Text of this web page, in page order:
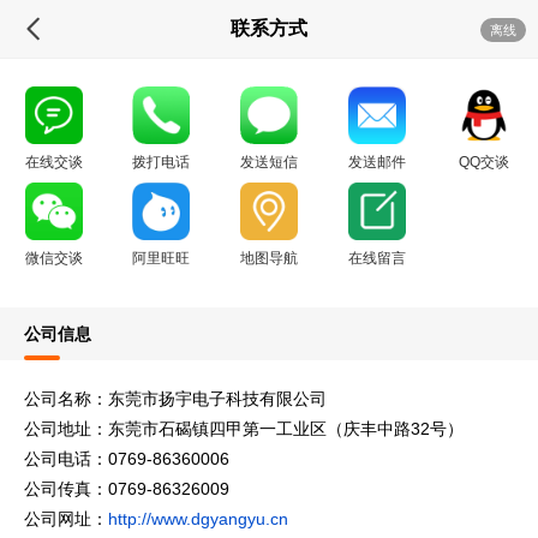
联系方式 离线
在线交谈 拨打电话 发送短信 发送邮件 QQ交谈
微信交谈 阿里旺旺 地图导航 在线留言
公司信息
公司名称：东莞市扬宇电子科技有限公司
公司地址：东莞市石碣镇四甲第一工业区（庆丰中路32号）
公司电话：0769-86360006
公司传真：0769-86326009
公司网址： http://www.dgyangyu.cn